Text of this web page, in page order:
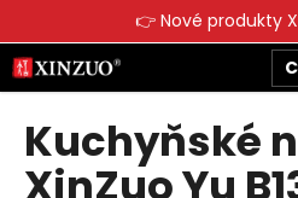
👉 Nové produkty
Přejít
na
obsah
Kuchyňské
XinZuo Yu
o
š Zpět
Zpět
C
o